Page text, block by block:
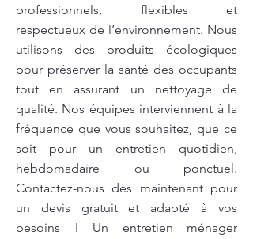
professionnels, flexibles et
respectueux de l’environnement. Nous
utilisons des produits écologiques
pour préserver la santé des occupants
tout en assurant un nettoyage de
qualité. Nos équipes interviennent à la
fréquence que vous souhaitez, que ce
soit pour un entretien quotidien,
hebdomadaire ou ponctuel.
Contactez-nous dès maintenant pour
un devis gratuit et adapté à vos
besoins ! Un entretien ménager